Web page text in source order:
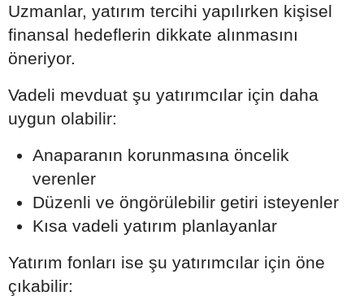
Uzmanlar, yatırım tercihi yapılırken kişisel
finansal hedeflerin dikkate alınmasını
öneriyor.
Vadeli mevduat şu yatırımcılar için daha
uygun olabilir:
Anaparanın korunmasına öncelik
verenler
Düzenli ve öngörülebilir getiri isteyenler
Kısa vadeli yatırım planlayanlar
Yatırım fonları ise şu yatırımcılar için öne
çıkabilir: